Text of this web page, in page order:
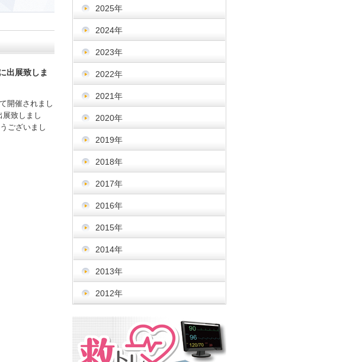
出展致しま
開催されまし
致しまし
ございまし
2025年
2024年
2023年
2022年
2021年
2020年
2019年
2018年
2017年
2016年
2015年
2014年
2013年
2012年